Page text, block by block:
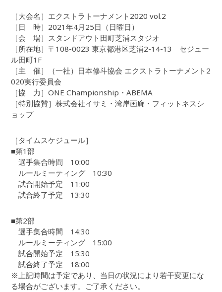
［大会名］エクストラトーナメント2020 vol.2
［日 時］2021年4月25日（日曜日）
［会 場］スタンドアウト田町芝浦スタジオ
［所在地］〒108-0023 東京都港区芝浦2-14-13 セジュー
ル田町1F
［主 催］（一社）日本修斗協会 エクストラトーナメント2
020実行委員会
［協 力］ONE Championship・ABEMA
［特別協賛］株式会社イサミ・湾岸画廊・フィットネスシ
ョップ
［タイムスケジュール］
■第1部
選手集合時間 10:00
ルールミーティング 10:30
試合開始予定 11:00
試合終了予定 13:30
■第2部
選手集合時間 14:30
ルールミーティング 15:00
試合開始予定 15:30
試合終了予定 18:00
※上記時間は予定であり、当日の状況により若干変更にな
る場合がございます。ご了承ください。